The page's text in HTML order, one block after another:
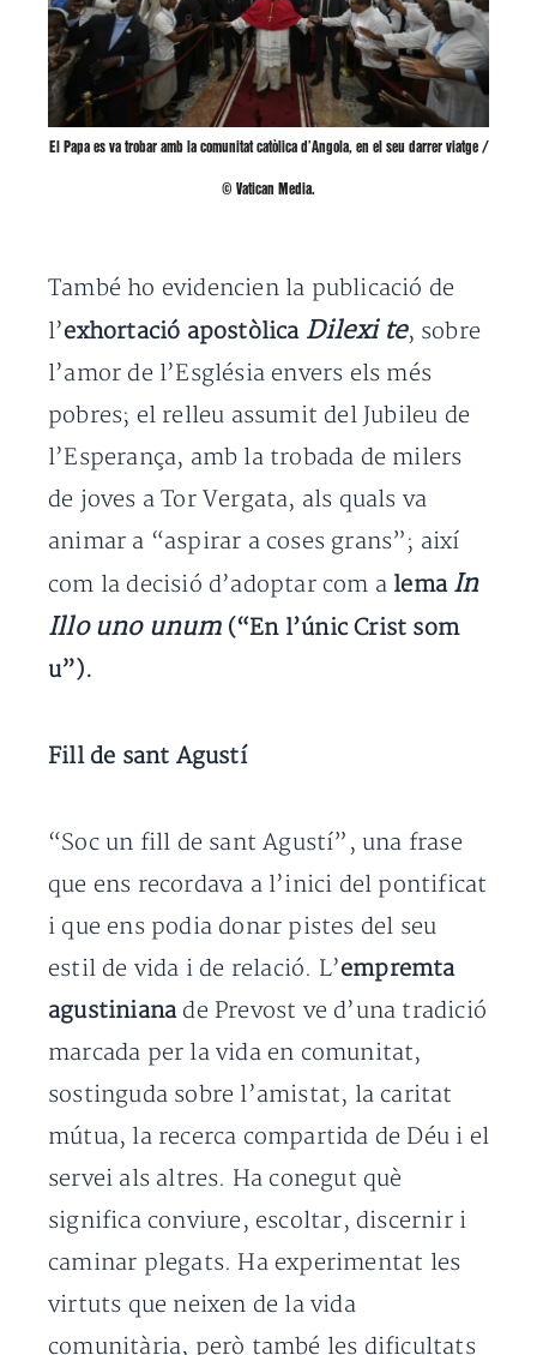
El Papa es va trobar amb la comunitat catòlica d’Angola, en el seu darrer viatge /
© Vatican Media.
També ho evidencien la publicació de
l’exhortació apostòlica Dilexi te, sobre
l’amor de l’Església envers els més
pobres; el relleu assumit del Jubileu de
l’Esperança, amb la trobada de milers
de joves a Tor Vergata, als quals va
animar a “aspirar a coses grans”; així
com la decisió d’adoptar com a lema In
Illo uno unum(“En l’únic Crist som
u”).
Fill de sant Agustí
“Soc un fill de sant Agustí”, una frase
que ens recordava a l’inici del pontificat
i que ens podia donar pistes del seu
estil de vida i de relació. L’empremta
agustinianade Prevost ve d’una tradició
marcada per la vida en comunitat,
sostinguda sobre l’amistat, la caritat
mútua, la recerca compartida de Déu i el
servei als altres. Ha conegut què
significa conviure, escoltar, discernir i
caminar plegats. Ha experimentat les
virtuts que neixen de la vida
comunitària, però també les dificultats